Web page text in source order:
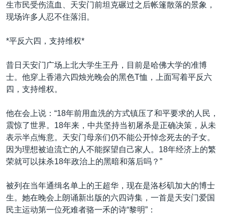
到
检
非洲
全球议题
军事
环境
国会报道
美国建国250周年
埃博拉疫情
美国之音专访
台海两岸关系
南中国海争端
关注西藏
GEN Z 看美国
VOA今日焦点
其他语言网站
生市民受伤流血、天安门前坦克碾过之后帐篷散落的景象，
现场许多人忍不住落泪。
*平反六四，支持维权*
昔日天安门广场上北大学生王丹，目前是哈佛大学的准博
士。他穿上香港六四烛光晚会的黑色T恤，上面写着平反六
四，支持维权。
他在会上说：“18年前用血洗的方式镇压了和平要求的人民，
震惊了世界。18年来，中共坚持当初屠杀是正确决策，从未
表示半点悔意。天安门母亲们仍不能公开悼念死去的子女。
因为理想被迫流亡的人不能探望自己家人。18年经济上的繁
荣就可以抹杀18年政治上的黑暗和落后吗？”
被列在当年通缉名单上的王超华，现在是洛杉矶加大的博士
生。她在晚会上朗诵新出版的六四诗集，一首是天安门爱国
民主运动第一位死难者骆一禾的诗“黎明”：